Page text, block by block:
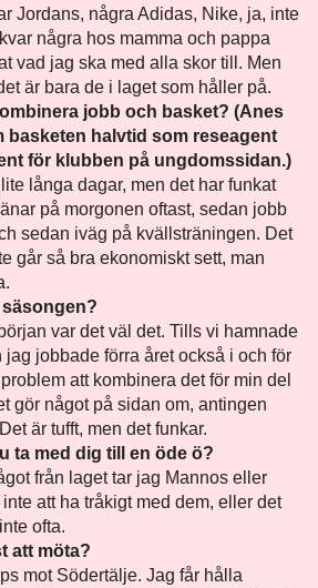
Jordans, några Adidas, Nike, ja, inte
några hos mamma och pappa
vad jag ska med alla skor till. Men
är bara de i laget som håller på.
jobb och basket? (Anes
basketen halvtid som reseagent
för klubben på ungdomssidan.)
långa dagar, men det har funkat
på morgonen oftast, sedan jobb
sedan iväg på kvällsträningen. Det
går så bra ekonomiskt sett, man
var det väl det. Tills vi hamnade
jag jobbade förra året också i och för
att kombinera det för min del
gör något på sidan om, antingen
är tufft, men det funkar.
ta med dig till en öde ö?
från laget tar jag Mannos eller
att ha tråkigt med dem, eller det
ofta.
att möta?
mot Södertälje. Jag får hålla